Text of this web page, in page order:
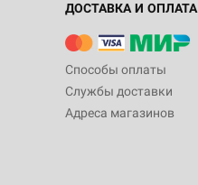
ДОСТАВКА И ОПЛАТА
Способы оплаты
Службы доставки
Адреса магазинов